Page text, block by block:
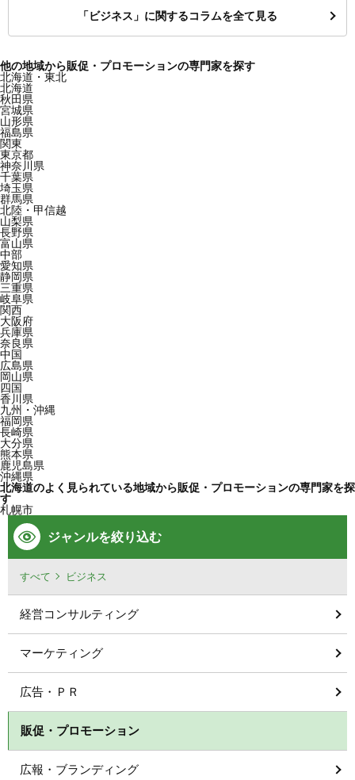
「ビジネス」に関するコラムを全て見る
他の地域から販促・プロモーションの専門家を探す
北海道・東北
北海道
秋田県
宮城県
山形県
福島県
関東
東京都
神奈川県
千葉県
埼玉県
群馬県
北陸・甲信越
山梨県
長野県
富山県
中部
愛知県
静岡県
三重県
岐阜県
関西
大阪府
兵庫県
奈良県
中国
広島県
岡山県
四国
香川県
九州・沖縄
福岡県
長崎県
大分県
熊本県
鹿児島県
沖縄県
北海道のよく見られている地域から販促・プロモーションの専門家を探
す
札幌市
ジャンルを絞り込む
すべて ビジネス
経営コンサルティング
マーケティング
広告・ＰＲ
販促・プロモーション
広報・ブランディング